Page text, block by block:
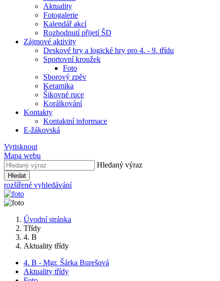
Aktuality
Fotogalerie
Kalendář akcí
Rozhodnutí přijetí ŠD
Zájmové aktivity
Deskové hry a logické hry pro 4. - 9. třídu
Sportovní kroužek
Foto
Sborový zpěv
Keramika
Šikovné ruce
Korálkování
Kontakty
Kontaktní informace
E-žákovská
Vytisknout
Mapa webu
Hledaný výraz
Hledat
rozšířené vyhledávání
Úvodní stránka
Třídy
4. B
Aktuality třídy
4. B - Mgr. Šárka Burešová
Aktuality třídy